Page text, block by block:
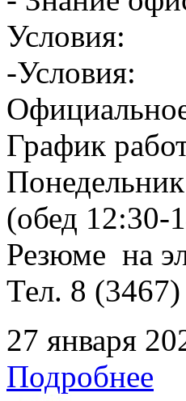
Условия:
-Условия:
График
(обед 12:30-
Резюме на
Тел. 8
27 января
Подробнее